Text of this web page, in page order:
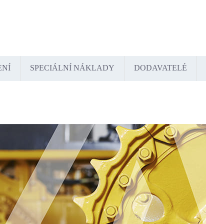
SPECIÁLNÍ NÁKLADY DODAVATELÉ